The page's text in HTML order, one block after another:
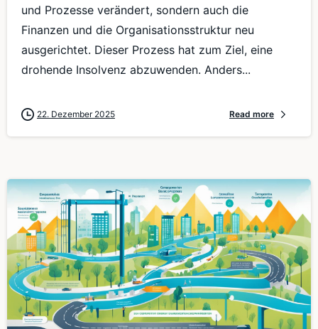
und Prozesse verändert, sondern auch die
Finanzen und die Organisationsstruktur neu
ausgerichtet. Dieser Prozess hat zum Ziel, eine
drohende Insolvenz abzuwenden. Anders...
22. Dezember 2025 Read more
0